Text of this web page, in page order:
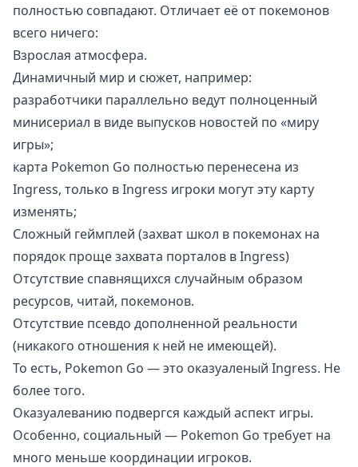
полностью совпадают. Отличает её от покемонов
всего ничего:
Взрослая атмосфера.
Динамичный мир и сюжет, например:
разработчики параллельно ведут полноценный
минисериал в виде выпусков новостей по «миру
игры»;
карта Pokemon Go полностью перенесена из
Ingress, только в Ingress игроки могут эту карту
изменять;
Сложный геймплей (захват школ в покемонах на
порядок проще захвата порталов в Ingress)
Отсутствие спавнящихся случайным образом
ресурсов, читай, покемонов.
Отсутствие псевдо дополненной реальности
(никакого отношения к ней не имеющей).
То есть, Pokemon Go — это оказуаленый Ingress. Не
более того.
Оказуалеванию подвергся каждый аспект игры.
Особенно, социальный — Pokemon Go требует на
много меньше координации игроков.